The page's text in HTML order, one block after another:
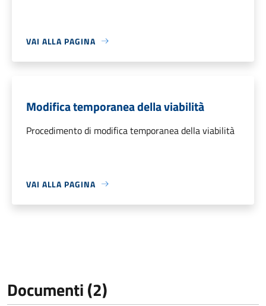
VAI ALLA PAGINA
Modifica temporanea della viabilità
Procedimento di modifica temporanea della viabilità
VAI ALLA PAGINA
Documenti (2)